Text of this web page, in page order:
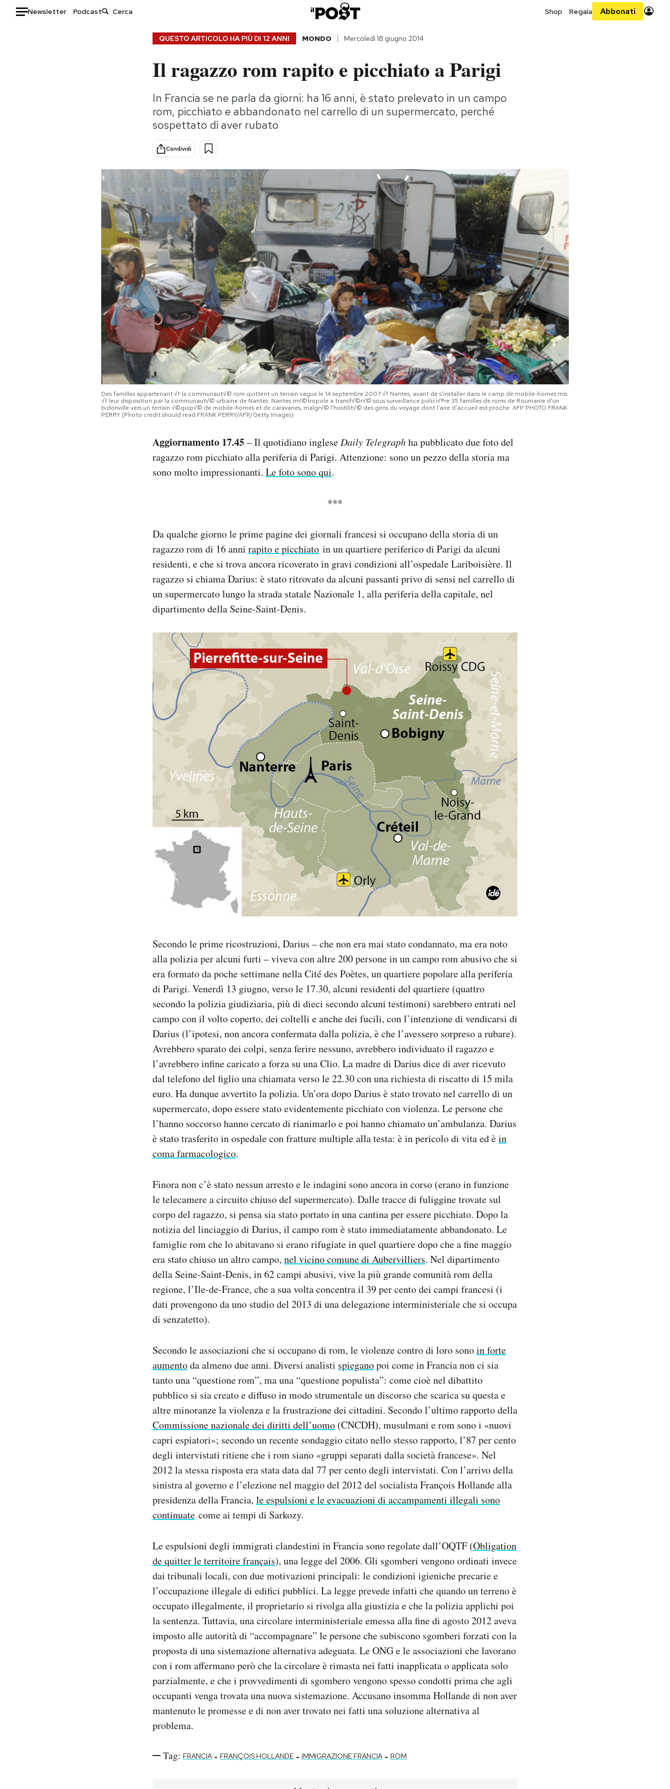
Newsletter Podcast Shop Regala Abbonati
Consumismi
Storie/Idee
Ok Boomer!
Europa
Mondiali calcio 2026
AREA PERSONALE
QUESTO ARTICOLO HA PIÙ DI 12 ANNI MONDO Mercoledì 18 giugno 2014
Il ragazzo rom rapito e picchiato a Parigi
In Francia se ne parla da giorni: ha 16 anni, è stato prelevato in un campo
rom, picchiato e abbandonato nel carrello di un supermercato, perché
sospettato di aver rubato
Condividi
Des familles appartenant √† la communaut√© rom quittent un terrain vague le 14 septembre 2007 √† Nantes, avant de s'installer dans le camp de mobile-homes mis
√† leur disposition par la communaut√© urbaine de Nantes. Nantes m√©tropole a transf√©r√© sous surveillance polici√®re 35 familles de roms de Roumanie d'un
bidonville vers un terrain √©quip√© de mobile-homes et de caravanes, malgr√© l'hostilit√© des gens du voyage dont l'aire d'accueil est proche. AFP PHOTO FRANK
PERRY (Photo credit should read FRANK PERRY/AFP/Getty Images)
Aggiornamento 17.45– Il quotidiano inglese Daily Telegraphha pubblicato due foto del
ragazzo rom picchiato alla periferia di Parigi. Attenzione: sono un pezzo della storia ma
sono molto impressionanti. Le foto sono qui.
***
Da qualche giorno le prime pagine dei giornali francesi si occupano della storia di un
ragazzo rom di 16 anni rapito e picchiato in un quartiere periferico di Parigi da alcuni
residenti, e che si trova ancora ricoverato in gravi condizioni all’ospedale Lariboisière. Il
ragazzo si chiama Darius: è stato ritrovato da alcuni passanti privo di sensi nel carrello di
un supermercato lungo la strada statale Nazionale 1, alla periferia della capitale, nel
dipartimento della Seine-Saint-Denis.
Secondo le prime ricostruzioni, Darius – che non era mai stato condannato, ma era noto
alla polizia per alcuni furti – viveva con altre 200 persone in un campo rom abusivo che si
era formato da poche settimane nella Cité des Poètes, un quartiere popolare alla periferia
di Parigi. Venerdì 13 giugno, verso le 17.30, alcuni residenti del quartiere (quattro
secondo la polizia giudiziaria, più di dieci secondo alcuni testimoni) sarebbero entrati nel
campo con il volto coperto, dei coltelli e anche dei fucili, con l’intenzione di vendicarsi di
Darius (l’ipotesi, non ancora confermata dalla polizia, è che l’avessero sorpreso a rubare).
Avrebbero sparato dei colpi, senza ferire nessuno, avrebbero individuato il ragazzo e
l’avrebbero infine caricato a forza su una Clio. La madre di Darius dice di aver ricevuto
dal telefono del figlio una chiamata verso le 22.30 con una richiesta di riscatto di 15 mila
euro. Ha dunque avvertito la polizia. Un’ora dopo Darius è stato trovato nel carrello di un
supermercato, dopo essere stato evidentemente picchiato con violenza. Le persone che
l’hanno soccorso hanno cercato di rianimarlo e poi hanno chiamato un’ambulanza. Darius
è stato trasferito in ospedale con fratture multiple alla testa: è in pericolo di vita ed èin
coma farmacologico.
Finora non c’è stato nessun arresto e le indagini sono ancora in corso (erano in funzione
le telecamere a circuito chiuso del supermercato). Dalle tracce di fuliggine trovate sul
corpo del ragazzo, si pensa sia stato portato in una cantina per essere picchiato. Dopo la
notizia del linciaggio di Darius, il campo rom è stato immediatamente abbandonato. Le
famiglie rom che lo abitavano si erano rifugiate in quel quartiere dopo che a fine maggio
era stato chiuso un altro campo, nel vicino comune di Aubervilliers. Nel dipartimento
della Seine-Saint-Denis, in 62 campi abusivi, vive la più grande comunità rom della
regione, l’Ile-de-France, che a sua volta concentra il 39 per cento dei campi francesi (i
dati provengono da uno studio del 2013 di una delegazione interministeriale che si occupa
di senzatetto).
Secondo le associazioni che si occupano di rom, le violenze contro di loro sonoin forte
aumentoda almeno due anni. Diversi analisti spieganopoi come in Francia non ci sia
tanto una “questione rom”, ma una “questione populista”: come cioè nel dibattito
pubblico si sia creato e diffuso in modo strumentale un discorso che scarica su questa e
altre minoranze la violenza e la frustrazione dei cittadini. Secondo l’ultimo rapporto della
Commissione nazionale dei diritti dell’uomo (CNCDH), musulmani e rom sono i «nuovi
capri espiatori»; secondo un recente sondaggio citato nello stesso rapporto, l’87 per cento
degli intervistati ritiene che i rom siano «gruppi separati dalla società francese». Nel
2012 la stessa risposta era stata data dal 77 per cento degli intervistati. Con l’arrivo della
sinistra al governo e l’elezione nel maggio del 2012 del socialista François Hollande alla
presidenza della Francia, le espulsioni e le evacuazioni di accampamenti illegali sono
continuate come ai tempi di Sarkozy.
Le espulsioni degli immigrati clandestini in Francia sono regolate dall’OQTF (Obligation
de quitter le territoire français), una legge del 2006. Gli sgomberi vengono ordinati invece
dai tribunali locali, con due motivazioni principali: le condizioni igieniche precarie e
l’occupazione illegale di edifici pubblici. La legge prevede infatti che quando un terreno è
occupato illegalmente, il proprietario si rivolga alla giustizia e che la polizia applichi poi
la sentenza. Tuttavia, una circolare interministeriale emessa alla fine di agosto 2012 aveva
imposto alle autorità di “accompagnare” le persone che subiscono sgomberi forzati con la
proposta di una sistemazione alternativa adeguata. Le ONG e le associazioni che lavorano
con i rom affermano però che la circolare è rimasta nei fatti inapplicata o applicata solo
parzialmente, e che i provvedimenti di sgombero vengono spesso condotti prima che agli
occupanti venga trovata una nuova sistemazione. Accusano insomma Hollande di non aver
mantenuto le promesse e di non aver trovato nei fatti una soluzione alternativa al
problema.
Tag: FRANCIA - FRANÇOIS HOLLANDE - IMMIGRAZIONE FRANCIA - ROM